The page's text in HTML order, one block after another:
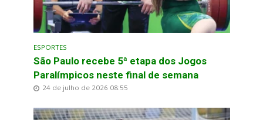
ESPORTES
São Paulo recebe 5ª etapa dos Jogos
Paralímpicos neste final de semana
24 de julho de 2026 08:55